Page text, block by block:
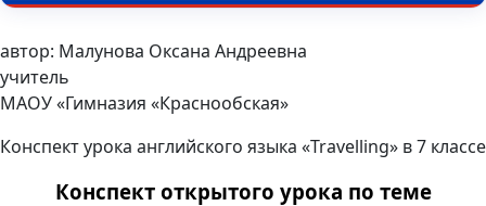
автор: Малунова Оксана Андреевна
учитель
МАОУ «Гимназия «Краснообская»
Конспект урока английского языка «Travelling» в 7 классе
Конспект открытого урока по теме